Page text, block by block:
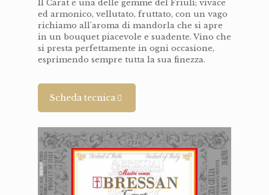
Il Carat è una delle gemme del Friuli; vivace
ed armonico, vellutato, fruttato, con un vago
richiamo all'aroma di mandorla che si apre
in un bouquet piacevole e suadente. Vino che
si presta perfettamente in ogni occasione,
esprimendo sempre tutta la sua finezza.
Scheda tecnica